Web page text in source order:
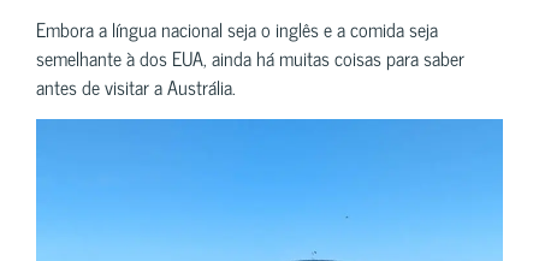
Embora a língua nacional seja o inglês e a comida seja
semelhante à dos EUA, ainda há muitas coisas para saber
antes de visitar a Austrália.